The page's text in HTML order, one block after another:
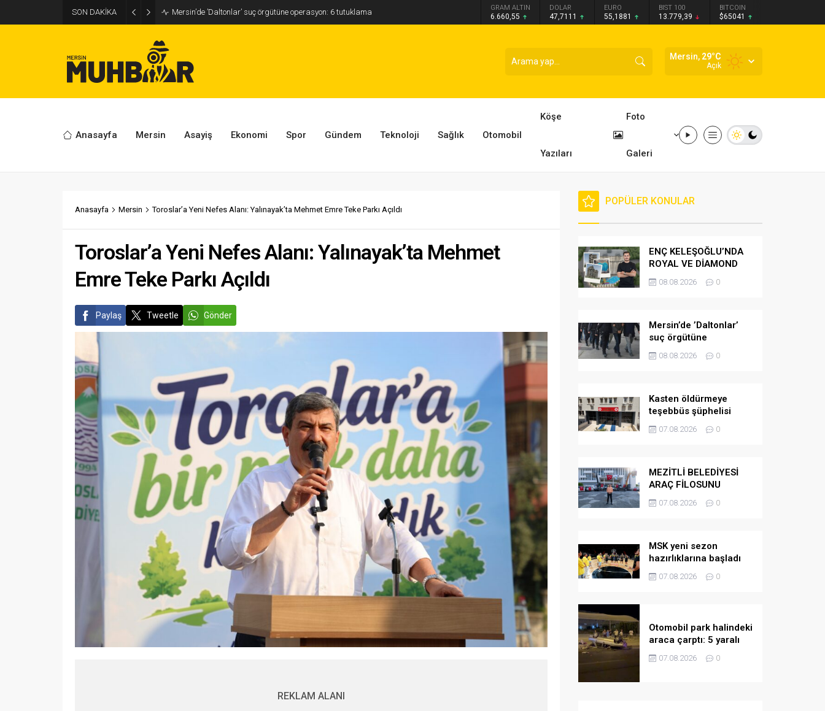
SON DAKİKA Mersin’de ’Daltonlar’ suç örgütüne operasyon: 6 tutuklama GRAM ALTIN
6.660,55
DOLAR
47,7111
EURO
55,1881
BIST 100
13.779,39
BITCOIN
$65041
Mersin, 29°C
Açık
Anasayfa Mersin Asayiş Ekonomi Spor Gündem Teknoloji Sağlık Otomobil
Köşe
Yazıları
Foto
Galeri
Anasayfa Mersin Toroslar’a Yeni Nefes Alanı: Yalınayak’ta Mehmet Emre Teke Parkı Açıldı
Toroslar’a Yeni Nefes Alanı: Yalınayak’ta Mehmet
Emre Teke Parkı Açıldı
Paylaş Tweetle Gönder
REKLAM ALANI
POPÜLER KONULAR
ENÇ KELEŞOĞLU’NDA
ROYAL VE DİAMOND
PROJELERİNDE SONA
GELİNDİ
08.08.2026 0
Mersin’de ’Daltonlar’
suç örgütüne
operasyon: 6 tutuklama
08.08.2026 0
Kasten öldürmeye
teşebbüs şüphelisi
tutuklandı
07.08.2026 0
MEZİTLİ BELEDİYESİ
ARAÇ FİLOSUNU
GÜÇLENDİRDİ
07.08.2026 0
MSK yeni sezon
hazırlıklarına başladı
07.08.2026 0
Otomobil park halindeki
araca çarptı: 5 yaralı
07.08.2026 0